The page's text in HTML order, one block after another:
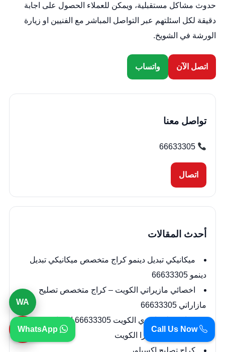
حدوث مشاكل مستقبلية، ويمكن للعملاء الحصول على اجابة
دقيقة لكل اسئلتهم عبر التواصل المباشر مع الفنيين او زيارة
الورشة في الشويخ.
اتصل الآن واتساب
تواصل معنا
66633305
اتصال
أحدث المقالات
ميكانيكي تبديل دينمو كراج متخصص ميكانيكي تبديل
دينمو 66633305
اخصائي مازيراتي الكويت – كراج متخصص تصليح
مازاراتي 66633305
كراج تصليح انفوي الكويت 66633305 اخصائي جيمس
كراج تصليح اوبترا الكويت
كراج تصليح اكسبلور
WA
☎ Call Us Now